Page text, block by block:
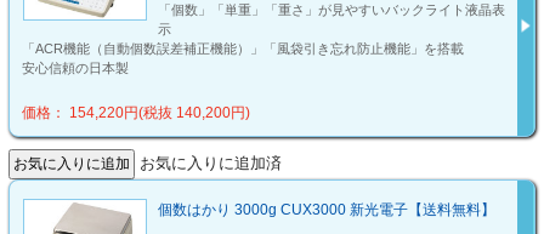
「個数」「単重」「重さ」が見やすいバックライト液晶表
示
「ACR機能（自動個数誤差補正機能）」「風袋引き忘れ防止機能」を搭載
安心信頼の日本製
価格： 154,220円(税抜 140,200円)
お気に入りに追加済
個数はかり 3000g CUX3000 新光電子【送料無料】